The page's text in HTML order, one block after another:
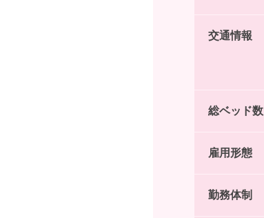
交通情報
総ベッド数
雇用形態
勤務体制